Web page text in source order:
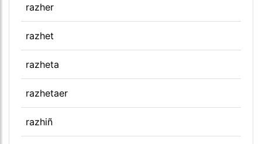
razher
razhet
razheta
razhetaer
razhiñ